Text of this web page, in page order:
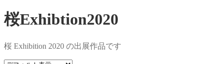
有
桜Exhibtion2020
桜 Exhibition 2020 の出展作品です